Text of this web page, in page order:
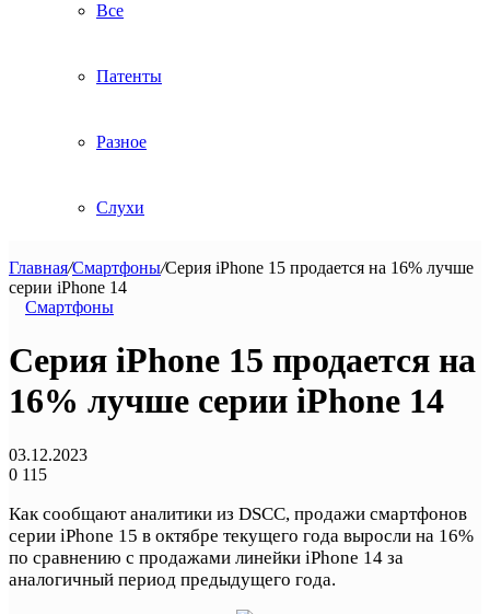
Все
Патенты
Разное
Слухи
Главная/Смартфоны/Серия iPhone 15 продается на 16% лучше
серии iPhone 14
Смартфоны
Серия iPhone 15 продается на
16% лучше серии iPhone 14
03.12.2023
0 115
Как сообщают аналитики из DSCC, продажи смартфонов
серии iPhone 15 в октябре текущего года выросли на 16%
по сравнению с продажами линейки iPhone 14 за
аналогичный период предыдущего года.